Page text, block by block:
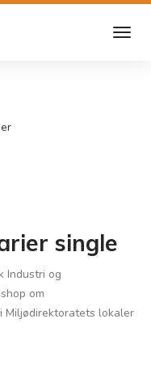
single
Industri og
om
Miljødirektoratets lokaler